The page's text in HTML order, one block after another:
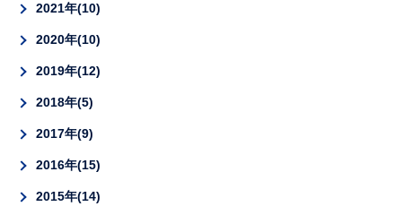
2021年 10
2020年 10
2019年 12
2018年 5
2017年 9
2016年 15
2015年 14